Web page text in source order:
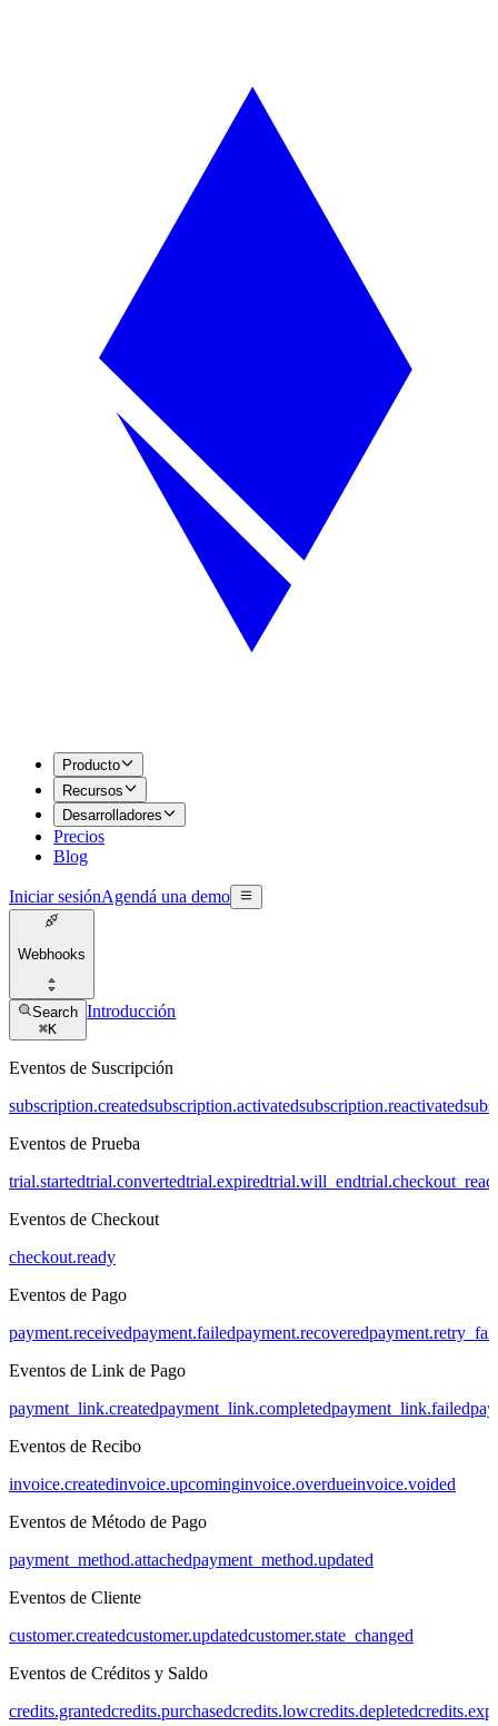
Producto
Recursos
Desarrolladores
Precios
Blog
Iniciar sesiónAgendá una demo
Webhooks
Search
⌘K
Introducción
Eventos de Suscripción
subscription.createdsubscription.activatedsubscription.reactivated
Eventos de Prueba
trial.startedtrial.convertedtrial.expiredtrial.will_end
Eventos de Checkout
checkout.ready
Eventos de Pago
payment.receivedpayment.failedpayment.recovered
Eventos de Link de Pago
payment_link.createdpayment_link.completedpayment_link.failed
Eventos de Recibo
invoice.createdinvoice.upcominginvoice.overdueinvoice.voided
Eventos de Método de Pago
payment_method.attachedpayment_method.updated
Eventos de Cliente
customer.createdcustomer.updatedcustomer.state_changed
Eventos de Créditos y Saldo
credits.grantedcredits.purchasedcredits.lowcredits.depleted